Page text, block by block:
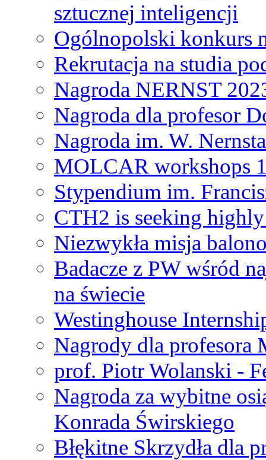
sztucznej inteligencji
Ogólnopolski konkurs
Rekrutacja na studia
Nagroda NERNST
Nagroda dla profesor
Nagroda im. W.
MOLCAR workshops
Stypendium im.
CTH2 is seeking
Niezwykła misja
Badacze z PW wśród
na świecie
Westinghouse
Nagrody dla profesora
prof. Piotr Wolanski -
Nagroda za wybitne
Konrada Świrskiego
Błękitne Skrzydła dla